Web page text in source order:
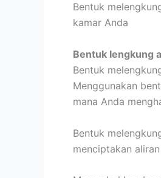
Bentuk
kamar Anda
Bentuk lengkung
Bentuk
Menggunakan
mana Anda
Bentuk
menciptakan